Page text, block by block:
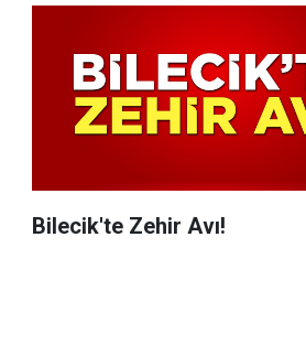
Bilecik'te Zehir Avı!